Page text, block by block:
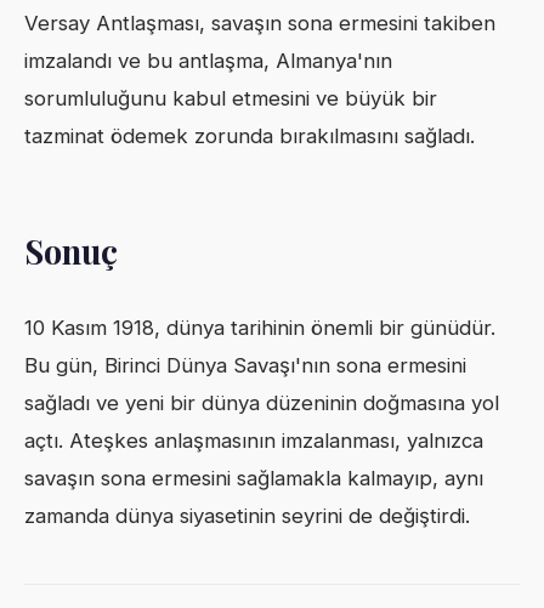
Versay Antlaşması, savaşın sona ermesini takiben
imzalandı ve bu antlaşma, Almanya'nın
sorumluluğunu kabul etmesini ve büyük bir
tazminat ödemek zorunda bırakılmasını sağladı.
Sonuç
10 Kasım 1918, dünya tarihinin önemli bir günüdür.
Bu gün, Birinci Dünya Savaşı'nın sona ermesini
sağladı ve yeni bir dünya düzeninin doğmasına yol
açtı. Ateşkes anlaşmasının imzalanması, yalnızca
savaşın sona ermesini sağlamakla kalmayıp, aynı
zamanda dünya siyasetinin seyrini de değiştirdi.